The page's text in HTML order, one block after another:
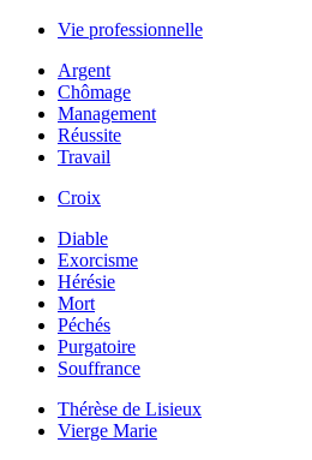
Vie professionnelle
Argent
Chômage
Management
Réussite
Travail
Croix
Diable
Exorcisme
Hérésie
Mort
Péchés
Purgatoire
Souffrance
Thérèse de Lisieux
Vierge Marie